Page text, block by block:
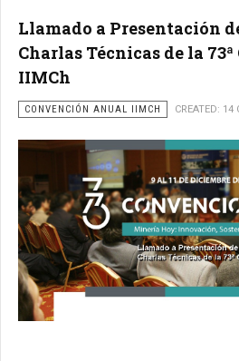
Llamado a Presentación
Charlas Técnicas de la
IIMCh
CONVENCIÓN ANUAL IIMCH CREATED: 14